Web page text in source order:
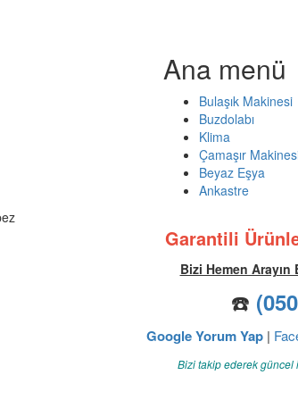
Ana menü
Bulaşık Makinesi
Buzdolabı
Klima
Çamaşır
Beyaz Eşya
Ankastre
Garantili
Bizi Hemen Arayın
☎️
Google Yorum Yap|
Bizi takip ederek